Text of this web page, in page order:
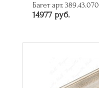
Багет арт. 389.43.070
14977 руб.